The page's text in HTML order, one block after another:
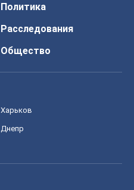
Политика
Расследования
Общество
Харьков
Днепр